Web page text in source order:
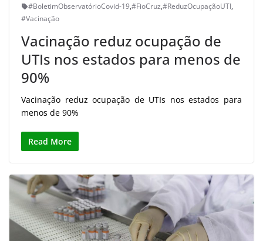
#BoletimObservatórioCovid-19,#FioCruz,#ReduzOcupaçãoUTI,
#Vacinação
Vacinação reduz ocupação de
UTIs nos estados para menos de
90%
Vacinação reduz ocupação de UTIs nos estados para
menos de 90%
Read More